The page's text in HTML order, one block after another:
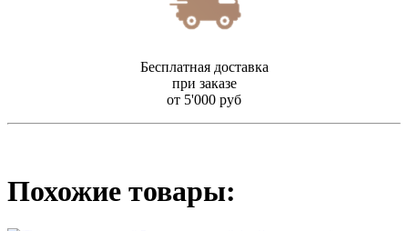
Бесплатная доставка
при заказе
от 5'000 руб
Похожие товары: